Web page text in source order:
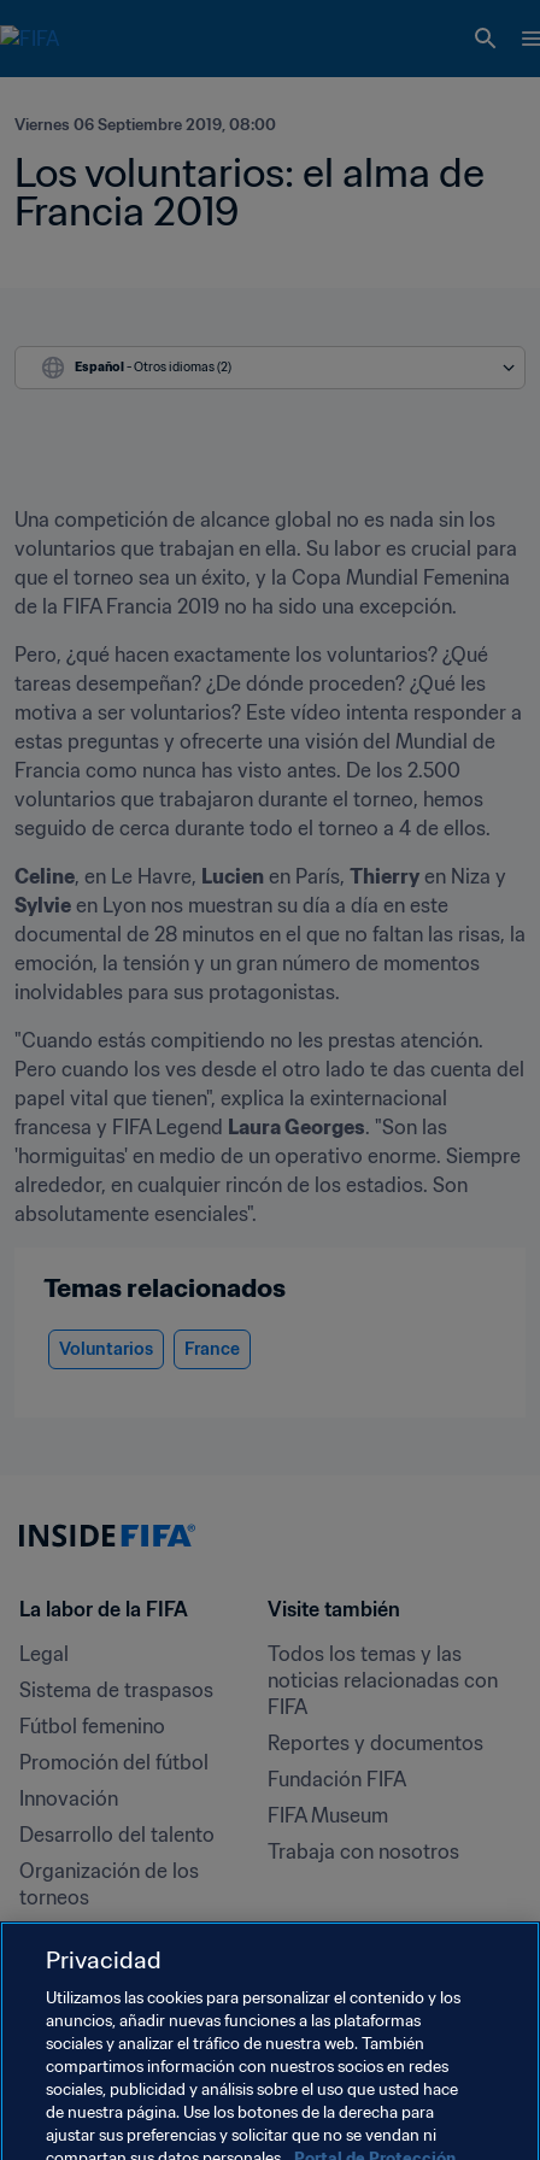
Viernes 06 Septiembre 2019, 08:00
Los voluntarios: el alma de
Francia 2019
Español - Otros idiomas (2)
Una competición de alcance global no es nada sin los
voluntarios que trabajan en ella. Su labor es crucial para
que el torneo sea un éxito, y la Copa Mundial Femenina
de la FIFA Francia 2019 no ha sido una excepción.
Pero, ¿qué hacen exactamente los voluntarios? ¿Qué
tareas desempeñan? ¿De dónde proceden? ¿Qué les
motiva a ser voluntarios? Este vídeo intenta responder a
estas preguntas y ofrecerte una visión del Mundial de
Francia como nunca has visto antes. De los 2.500
voluntarios que trabajaron durante el torneo, hemos
seguido de cerca durante todo el torneo a 4 de ellos.
Celine, en Le Havre, Lucien en París, Thierry
Sylvie en Lyon nos muestran su día a día en este
documental de 28 minutos en el que no faltan las risas, la
emoción, la tensión y un gran número de momentos
inolvidables para sus protagonistas.
"Cuando estás compitiendo no les prestas atención.
Pero cuando los ves desde el otro lado te das cuenta del
papel vital que tienen", explica la exinternacional
francesa y FIFA Legend Laura Georges. "Son las
'hormiguitas' en medio de un operativo enorme. Siempre
alrededor, en cualquier rincón de los estadios. Son
absolutamente esenciales".
Temas relacionados
Voluntarios France
La labor de la FIFA
Legal
Sistema de traspasos
Fútbol femenino
Promoción del fútbol
Innovación
Desarrollo del talento
Organización de los
torneos
Derechos humanos y lucha
contra la discriminación
Salud y atención médica
Iniciativas educativas
Visite también
Todos los temas y las
noticias relacionadas con
FIFA
Reportes y documentos
Fundación FIFA
FIFA Museum
Trabaja con nosotros
Privacidad
Utilizamos las cookies para personalizar el contenido y los
anuncios, añadir nuevas funciones a las plataformas
sociales y analizar el tráfico de nuestra web. También
compartimos información con nuestros socios en redes
sociales, publicidad y análisis sobre el uso que usted hace
de nuestra página. Use los botones de la derecha para
ajustar sus preferencias y solicitar que no se vendan ni